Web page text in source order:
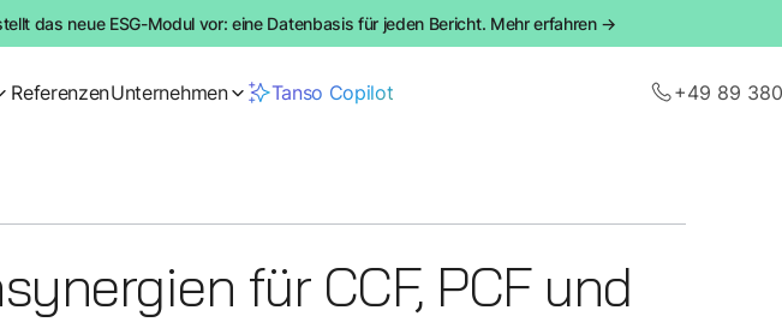
das neue ESG-Modul vor: eine Datenbasis für jeden Bericht. Mehr erfahren →
ReferenzenUnternehmen Tanso Copilot +49 89
für CCF, PCF und